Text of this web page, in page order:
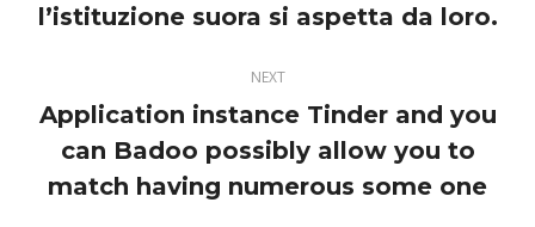
l’istituzione suora si aspetta da loro.
NEXT
Next
post:
Application instance Tinder and you
can Badoo possibly allow you to
match having numerous some one